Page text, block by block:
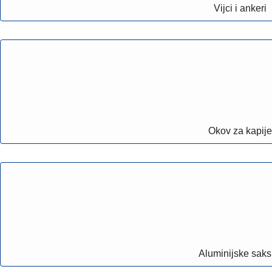
Vijci i ankeri
Okov za kapije
Aluminijske